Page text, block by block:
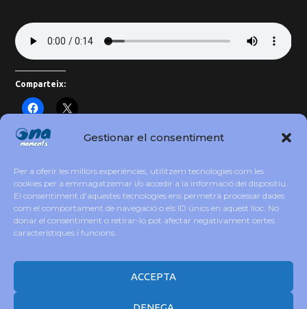
Gestionar el consentiment
Per a oferir les millors experiències, utilitzem tecnologies com les
cookies per a emmagatzemar i/o accedir a la informació del dispositiu.
El consentiment d'aquestes tecnologies ens permetrà processar dades
com el comportament de navegació o els ID únics en aquest lloc. No
donar el consentiment o retirar-lo pot afectar negativament certes
característiques i funcions.
ACCEPTA
Comparteix:
Aitana triomfa amb ‘Metamorfosis’: una
docusèrie valenta i inspiradora
A tu Peret! Hechizero de la Rumba!